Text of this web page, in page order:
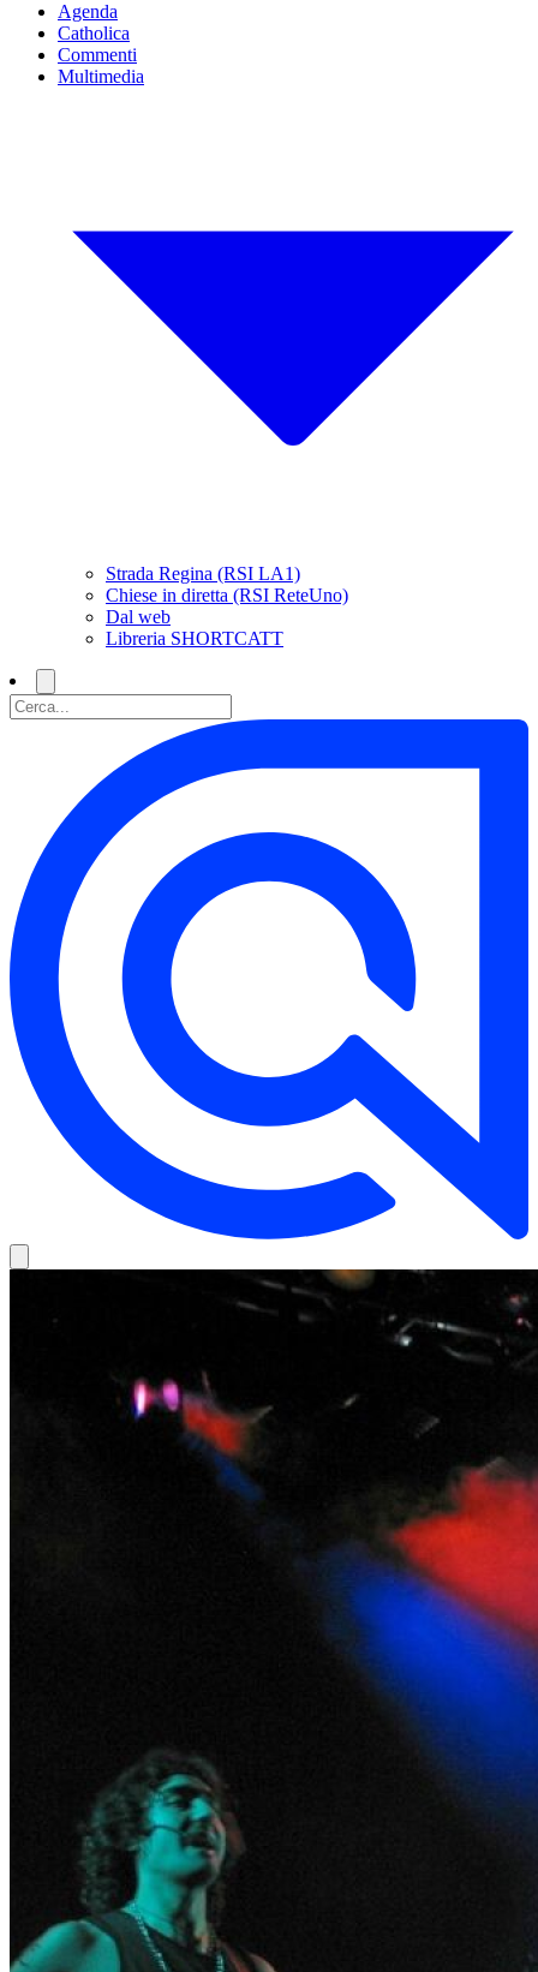
Agenda
Catholica
Commenti
Multimedia
Strada Regina (RSI LA1)
Chiese in diretta (RSI ReteUno)
Dal web
Libreria SHORTCATT